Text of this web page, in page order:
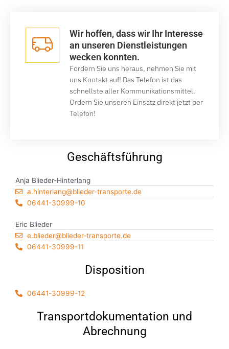
Wir hoffen, dass wir Ihr Interesse
an unseren Dienstleistungen
wecken konnten.
Fordern Sie uns heraus, nehmen Sie mit
uns Kontakt auf! Das Telefon ist das
schnellste aller Kommunikationsmittel.
Ordern Sie unseren Einsatz direkt jetzt per
Telefon!
Geschäftsführung
Anja Blieder-Hinterlang
a.hinterlang@blieder-transporte.de
06441-30999-10
Eric Blieder
e.blieder@blieder-transporte.de
06441-30999-11
Disposition
06441-30999-12
Transportdokumentation und
Abrechnung